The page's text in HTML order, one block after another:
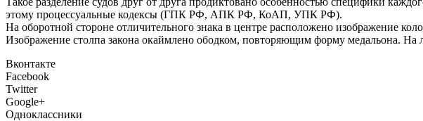
этому процессуальные кодексы (ГПК РФ, АПК РФ, КоАП, УПК РФ).
На оборотной стороне отличительного знака в центре расположено изображение
Изображение столпа закона окаймлено ободком, повторяющим форму медальона. На
Вконтакте
Facebook
Twitter
Google+
Одноклассники